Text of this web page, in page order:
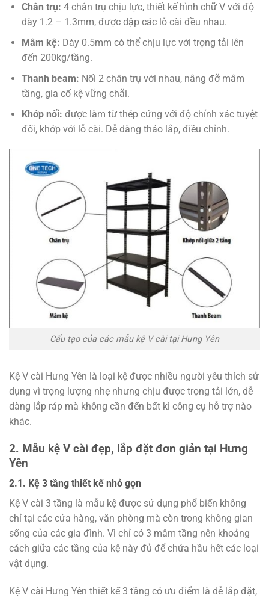
Chân trụ: 4 chân trụ chịu lực, thiết kế hình chữ V với độ
dày 1.2 – 1.3mm, được dập các lỗ cài đều nhau.
Mâm kệ: Dày 0.5mm có thể chịu lực với trọng tải lên
đến 200kg/tầng.
Thanh beam: Nối 2 chân trụ với nhau, nâng đỡ mâm
tầng, gia cố kệ vững chãi.
Khớp nối: được làm từ thép cứng với độ chính xác tuyệt
đối, khớp với lỗ cài. Dễ dàng tháo lắp, điều chỉnh.
Cấu tạo của các mẫu kệ V cài tại Hưng Yên
Kệ V cài Hưng Yên là loại kệ được nhiều người yêu thích sử
dụng vì trọng lượng nhẹ nhưng chịu được trọng tải lớn, dễ
dàng lắp ráp mà không cần đến bất kì công cụ hỗ trợ nào
khác.
2. Mẫu kệ V cài đẹp, lắp đặt đơn giản tại Hưng
Yên
2.1. Kệ 3 tầng thiết kế nhỏ gọn
Kệ V cài 3 tầng là mẫu kệ được sử dụng phổ biến không
chỉ tại các cửa hàng, văn phòng mà còn trong không gian
sống của các gia đình. Vì chỉ có 3 mâm tầng nên khoảng
cách giữa các tầng của kệ này đủ để chứa hầu hết các loại
vật dụng.
Kệ V cài Hưng Yên thiết kế 3 tầng có ưu điểm là dễ lắp đặt,